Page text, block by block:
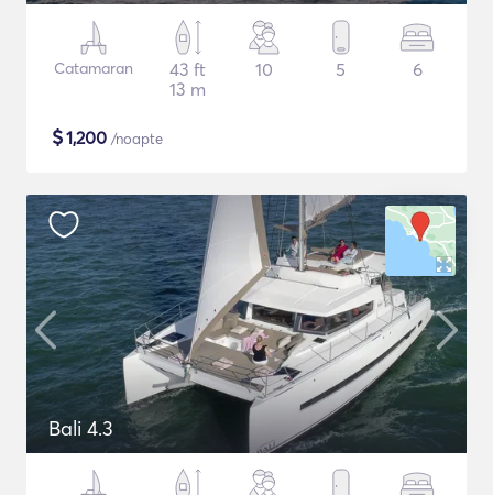
Catamaran
43 ft
13 m
10 5 6
$1,200 /noapte
Bali 4.3